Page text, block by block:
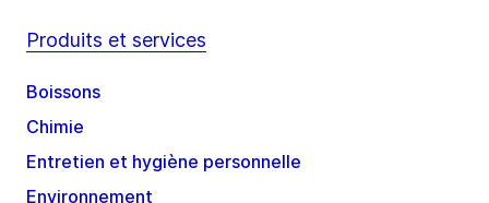
Produits et services
Boissons
Chimie
Entretien et hygiène personnelle
Environnement